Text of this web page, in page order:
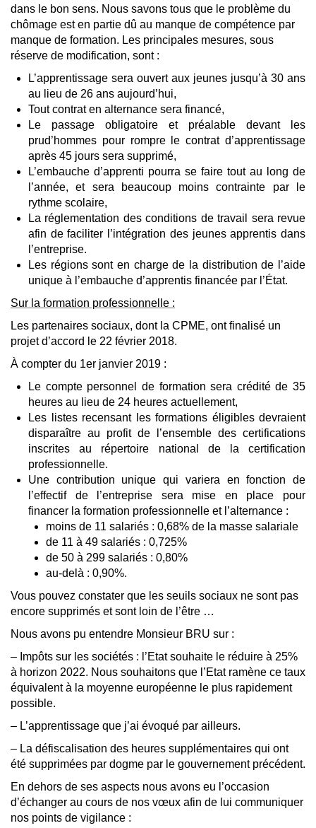
dans le bon sens. Nous savons tous que le problème du
chômage est en partie dû au manque de compétence par
manque de formation. Les principales mesures, sous
réserve de modification, sont :
L’apprentissage sera ouvert aux jeunes jusqu’à 30 ans
au lieu de 26 ans aujourd’hui,
Tout contrat en alternance sera financé,
Le passage obligatoire et préalable devant les
prud’hommes pour rompre le contrat d’apprentissage
après 45 jours sera supprimé,
L’embauche d’apprenti pourra se faire tout au long de
l’année, et sera beaucoup moins contrainte par le
rythme scolaire,
La réglementation des conditions de travail sera revue
afin de faciliter l’intégration des jeunes apprentis dans
l’entreprise.
Les régions sont en charge de la distribution de l’aide
unique à l’embauche d’apprentis financée par l’État.
Sur la formation professionnelle :
Les partenaires sociaux, dont la CPME, ont finalisé un
projet d’accord le 22 février 2018.
À compter du 1er janvier 2019 :
Le compte personnel de formation sera crédité de 35
heures au lieu de 24 heures actuellement,
Les listes recensant les formations éligibles devraient
disparaître au profit de l’ensemble des certifications
inscrites au répertoire national de la certification
professionnelle.
Une contribution unique qui variera en fonction de
l’effectif de l’entreprise sera mise en place pour
financer la formation professionnelle et l’alternance :
moins de 11 salariés : 0,68% de la masse salariale
de 11 à 49 salariés : 0,725%
de 50 à 299 salariés : 0,80%
au-delà : 0,90%.
Vous pouvez constater que les seuils sociaux ne sont pas
encore supprimés et sont loin de l’être …
Nous avons pu entendre Monsieur BRU sur :
– Impôts sur les sociétés : l’Etat souhaite le réduire à 25%
à horizon 2022. Nous souhaitons que l’Etat ramène ce taux
équivalent à la moyenne européenne le plus rapidement
possible.
– L’apprentissage que j’ai évoqué par ailleurs.
– La défiscalisation des heures supplémentaires qui ont
été supprimées par dogme par le gouvernement précédent.
En dehors de ses aspects nous avons eu l’occasion
d’échanger au cours de nos vœux afin de lui communiquer
nos points de vigilance :